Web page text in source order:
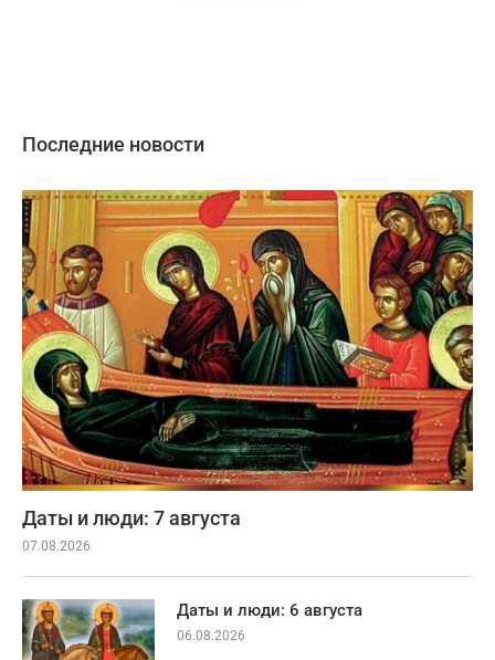
Последние новости
Даты и люди: 7 августа
07.08.2026
Даты и люди: 6 августа
06.08.2026